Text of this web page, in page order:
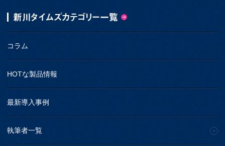
新川タイムズカテゴリー一覧
コラム
HOTな製品情報
最新導入事例
執筆者一覧